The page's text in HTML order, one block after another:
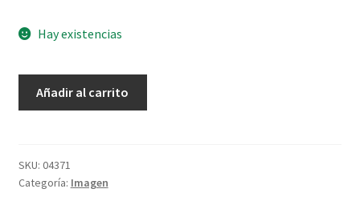
Hay existencias
cantidad
Añadir al carrito
SKU: 04371
Categoría: Imagen